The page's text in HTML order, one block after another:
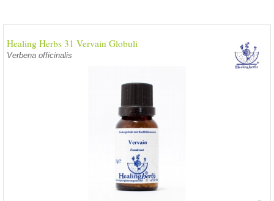
Healing Herbs 31 Vervain Globuli
Verbena officinalis